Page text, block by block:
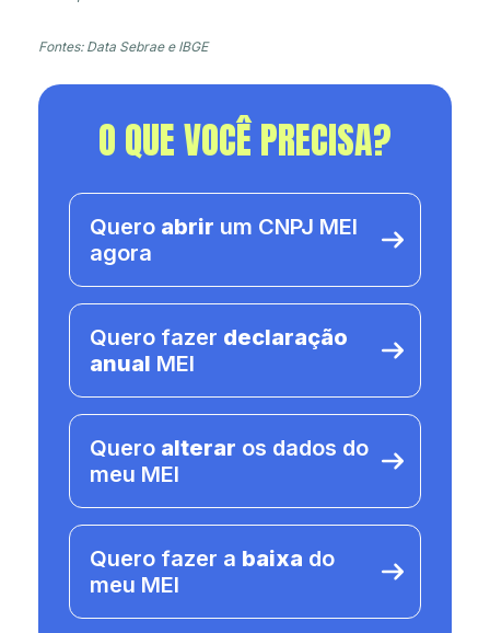
Fontes: Data Sebrae e IBGE
O QUE VOCÊ PRECISA?
Quero abrir um CNPJ MEI
agora
Quero fazer declaração
anual MEI
Quero alterar os dados do
meu MEI
Quero fazer a baixa do
meu MEI